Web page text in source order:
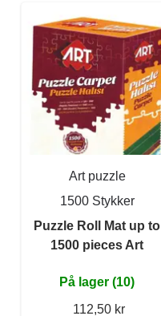
Art puzzle
1500 Stykker
Puzzle Roll Mat up to
1500 pieces Art
På lager (10)
112,50 kr